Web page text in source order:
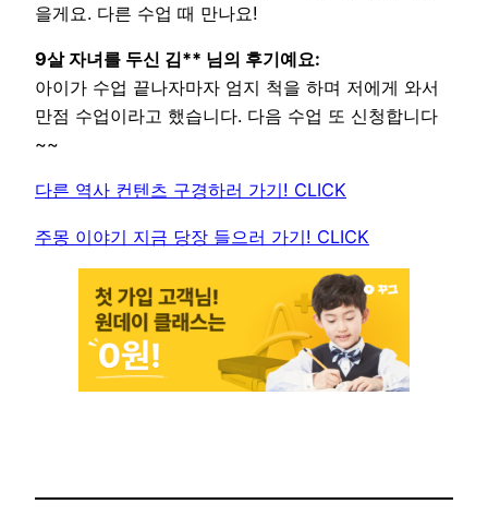
을게요. 다른 수업 때 만나요!
9살 자녀를 두신 김** 님의 후기예요:
아이가 수업 끝나자마자 엄지 척을 하며 저에게 와서
만점 수업이라고 했습니다. 다음 수업 또 신청합니다
~~
다른 역사 컨텐츠 구경하러 가기! CLICK
주몽 이야기 지금 당장 들으러 가기! CLICK